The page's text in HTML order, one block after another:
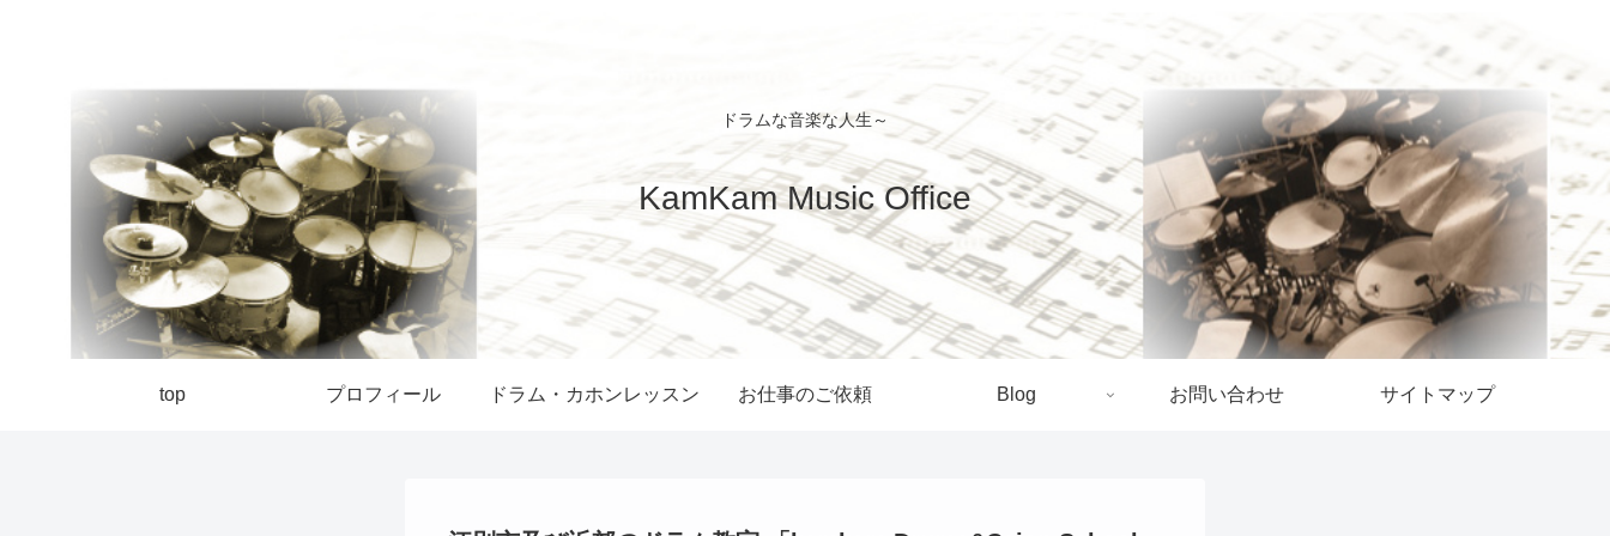
ドラムな音楽な人生～
KamKam Music Office
top プロフィール ドラム・カホンレッスン お仕事のご依頼 Blog お問い合わせ サイトマップ